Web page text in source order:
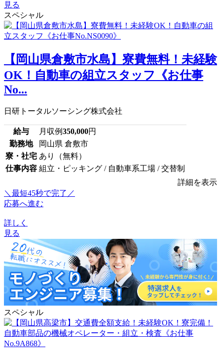
見る
スペシャル
【岡山県倉敷市水島】寮費無料！未経験
OK！自動車の組立スタッフ《お仕事
No...
日研トータルソーシング株式会社
給与 月収例350,000円
勤務地
岡山県 倉敷市
寮・社宅 あり（無料）
仕事内容 組立・ピッキング / 自動車系工場 / 交替制
詳細を表示
＼最短45秒で完了／
応募へ進む
詳しく
見る
スペシャル